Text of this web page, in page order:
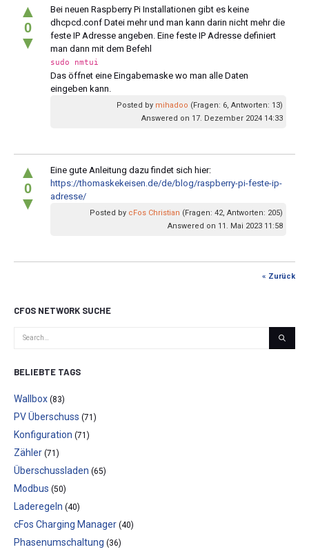
▲
0
▼
Bei neuen Raspberry Pi Installationen gibt es keine
dhcpcd.conf Datei mehr und man kann darin nicht mehr die
feste IP Adresse angeben. Eine feste IP Adresse definiert
man dann mit dem Befehl
sudo nmtui
Das öffnet eine Eingabemaske wo man alle Daten
eingeben kann.
Posted by mihadoo (Fragen: 6, Antworten: 13)
Answered on 17. Dezember 2024 14:33
▲
0
▼
Eine gute Anleitung dazu findet sich hier:
https://thomaskekeisen.de/de/blog/raspberry-pi-feste-ip-
adresse/
Posted by cFos Christian (Fragen: 42, Antworten: 205)
Answered on 11. Mai 2023 11:58
« Zurück
CFOS NETWORK SUCHE
BELIEBTE TAGS
Wallbox (83)
PV Überschuss (71)
Konfiguration (71)
Zähler (71)
Überschussladen (65)
Modbus (50)
Laderegeln (40)
cFos Charging Manager (40)
Phasenumschaltung (36)